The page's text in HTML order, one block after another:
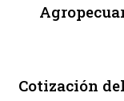
Cotización